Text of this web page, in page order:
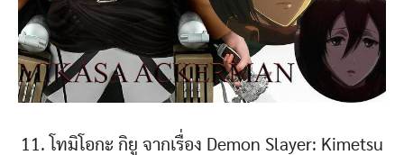
11. โทมิโอกะ กิยู จากเรื่อง Demon Slayer: Kimetsu